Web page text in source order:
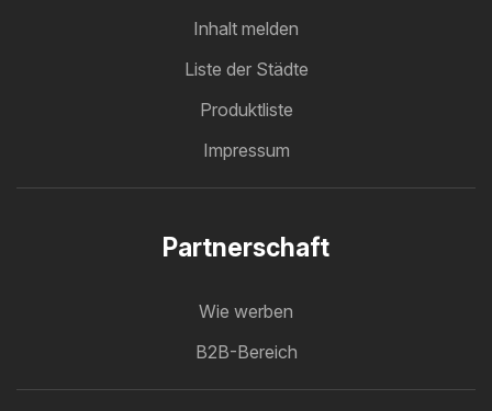
Inhalt melden
Liste der Städte
Produktliste
Impressum
Partnerschaft
Wie werben
B2B-Bereich